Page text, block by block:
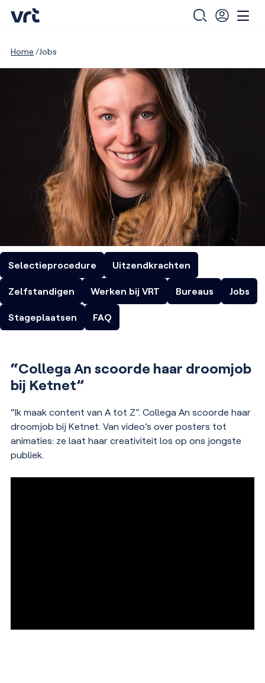
Home Jobs
Selectieprocedure Uitzendkrachten
Zelfstandigen Werken bij VRT Bureaus Jobs
Stageplaatsen FAQ
“Collega An scoorde haar droomjob
bij Ketnet”
“Ik maak content van A tot Z”. Collega An scoorde haar
droomjob bij Ketnet. Van video’s over posters tot
animaties: ze laat haar creativiteit los op ons jongste
publiek.